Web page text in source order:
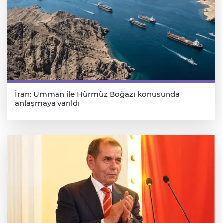
İran: Umman ile Hürmüz Boğazı konusunda
anlaşmaya varıldı